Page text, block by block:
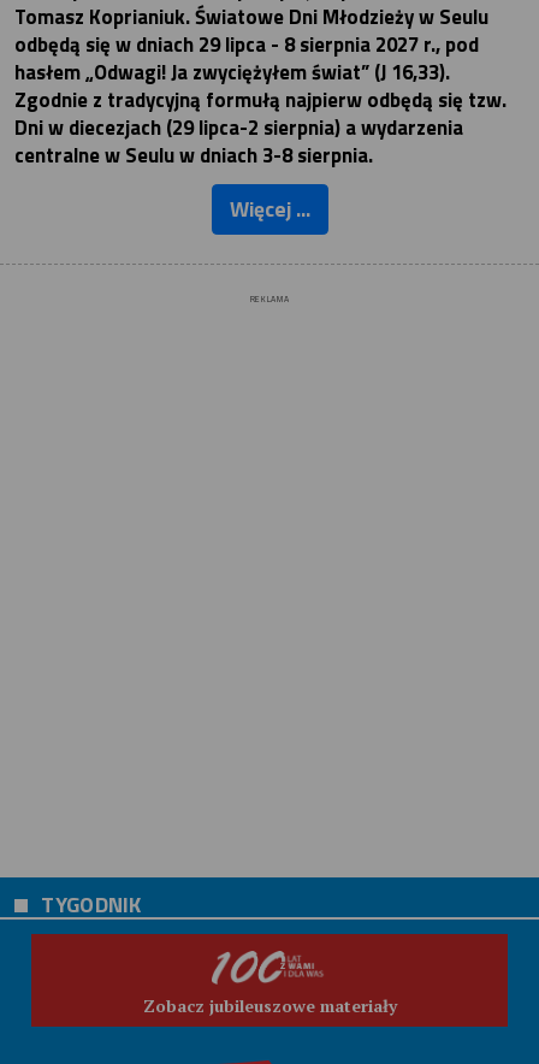
Tomasz Koprianiuk. Światowe Dni Młodzieży w Seulu
odbędą się w dniach 29 lipca - 8 sierpnia 2027 r., pod
hasłem „Odwagi! Ja zwyciężyłem świat” (J 16,33).
Zgodnie z tradycyjną formułą najpierw odbędą się tzw.
Dni w diecezjach (29 lipca-2 sierpnia) a wydarzenia
centralne w Seulu w dniach 3-8 sierpnia.
Więcej ...
REKLAMA
TYGODNIK
Zobacz jubileuszowe materiały